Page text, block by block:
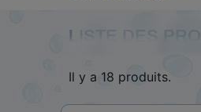
LISTE DES
Il y a 18 produits.